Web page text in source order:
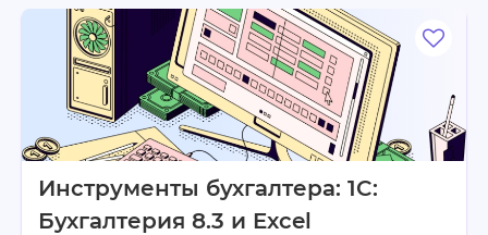
Инструменты бухгалтера: 1C:
Бухгалтерия 8.3 и Excel